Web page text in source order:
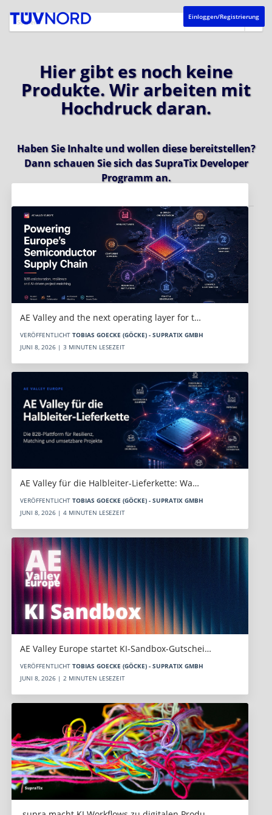
Einloggen/Registrierung
Hier gibt es noch keine
Produkte. Wir arbeiten mit
Hochdruck daran.
Haben Sie Inhalte und wollen diese bereitstellen?
Dann schauen Sie sich dasSupraTix Developer
Programman.
AE Valley and the next operating layer for t…
VERÖFFENTLICHT TOBIAS GOECKE (GÖCKE) - SUPRATIX GMBH
JUNI 8, 2026 | 3 MINUTEN LESEZEIT
AE Valley für die Halbleiter-Lieferkette: Wa…
VERÖFFENTLICHT TOBIAS GOECKE (GÖCKE) - SUPRATIX GMBH
JUNI 8, 2026 | 4 MINUTEN LESEZEIT
AE Valley Europe startet KI-Sandbox-Gutschei…
VERÖFFENTLICHT TOBIAS GOECKE (GÖCKE) - SUPRATIX GMBH
JUNI 8, 2026 | 2 MINUTEN LESEZEIT